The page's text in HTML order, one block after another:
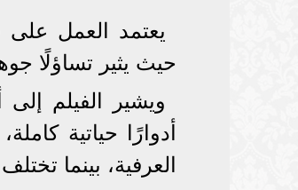
يعتمد العمل
حيث يثير تساؤلًا
ويشير الفيلم
أدوارًا حياتية
العرفية، بينما